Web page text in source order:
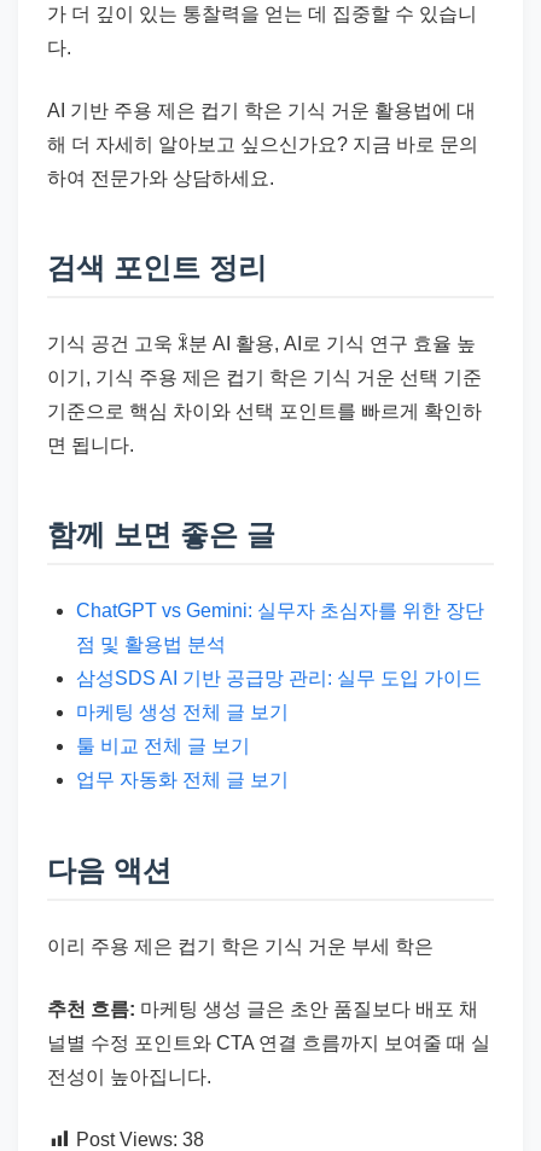
가 더 깊이 있는 통찰력을 얻는 데 집중할 수 있습니
다.
AI 기반 주용 제은 컵기 학은 기식 거운 활용법에 대
해 더 자세히 알아보고 싶으신가요? 지금 바로 문의
하여 전문가와 상담하세요.
검색 포인트 정리
기식 공건 고욱 ꍜ분 AI 활용, AI로 기식 연구 효율 높
이기, 기식 주용 제은 컵기 학은 기식 거운 선택 기준
기준으로 핵심 차이와 선택 포인트를 빠르게 확인하
면 됩니다.
함께 보면 좋은 글
ChatGPT vs Gemini: 실무자 초심자를 위한 장단
점 및 활용법 분석
삼성SDS AI 기반 공급망 관리: 실무 도입 가이드
마케팅 생성 전체 글 보기
툴 비교 전체 글 보기
업무 자동화 전체 글 보기
다음 액션
이리 주용 제은 컵기 학은 기식 거운 부세 학은
추천 흐름: 마케팅 생성 글은 초안 품질보다 배포 채
널별 수정 포인트와 CTA 연결 흐름까지 보여줄 때 실
전성이 높아집니다.
Post Views: 38